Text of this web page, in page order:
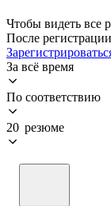
Чтобы видеть все
После
За всё время
По соответствию
20 резюме